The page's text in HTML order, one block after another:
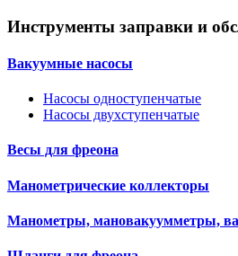
Инструменты заправки и
Вакуумные насосы
Насосы одноступенчатые
Насосы двухступенчатые
Весы для фреона
Манометрические коллекторы
Манометры, мановакуумметры,